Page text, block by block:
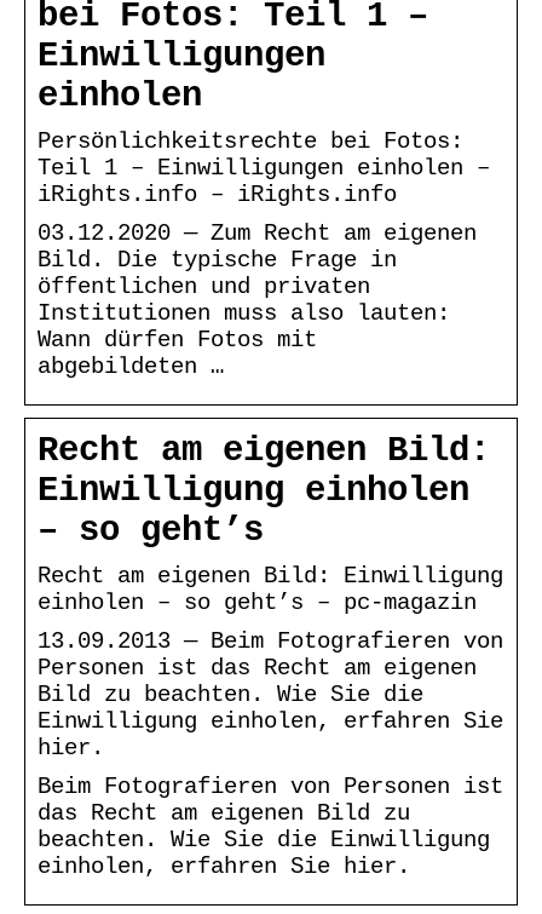
bei Fotos: Teil 1 –
Einwilligungen
einholen
Persönlichkeitsrechte bei Fotos:
Teil 1 – Einwilligungen einholen –
iRights.info – iRights.info
03.12.2020 — Zum Recht am eigenen
Bild. Die typische Frage in
öffentlichen und privaten
Institutionen muss also lauten:
Wann dürfen Fotos mit
abgebildeten …
Recht am eigenen Bild:
Einwilligung einholen
– so geht’s
Recht am eigenen Bild: Einwilligung
einholen – so geht’s – pc-magazin
13.09.2013 — Beim Fotografieren von
Personen ist das Recht am eigenen
Bild zu beachten. Wie Sie die
Einwilligung einholen, erfahren Sie
hier.
Beim Fotografieren von Personen ist
das Recht am eigenen Bild zu
beachten. Wie Sie die Einwilligung
einholen, erfahren Sie hier.